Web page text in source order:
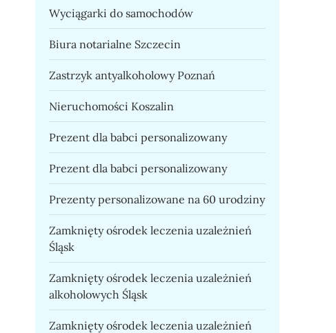
Wyciągarki do samochodów
Biura notarialne Szczecin
Zastrzyk antyalkoholowy Poznań
Nieruchomości Koszalin
Prezent dla babci personalizowany
Prezent dla babci personalizowany
Prezenty personalizowane na 60 urodziny
Zamknięty ośrodek leczenia uzależnień
Śląsk
Zamknięty ośrodek leczenia uzależnień
alkoholowych Śląsk
Zamknięty ośrodek leczenia uzależnień